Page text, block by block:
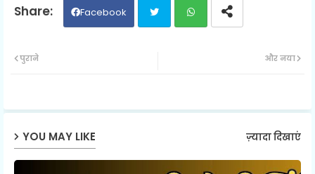
Facebook
ap
और नया
पुराने
YOU MAY LIKE ज़्यादा दिखाएं